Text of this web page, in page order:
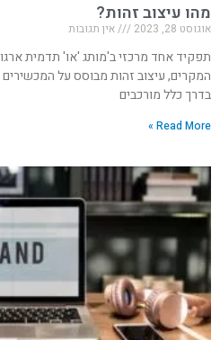
מהו עיצוב זהות?
אוגוסט 28, 2023 אין תגובות
תפקיד אחד מרכזי ב'מותג 'או' תדמית
המקרים, עיצוב זהות מבוסס על
בדרך כלל מורכבים
Read More »